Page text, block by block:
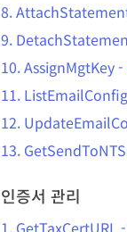
8.
9.
10.AssignMgtKey-
11. ListEmailConfig
12.
13.
인증서 관리
1. GetTaxCertURL -